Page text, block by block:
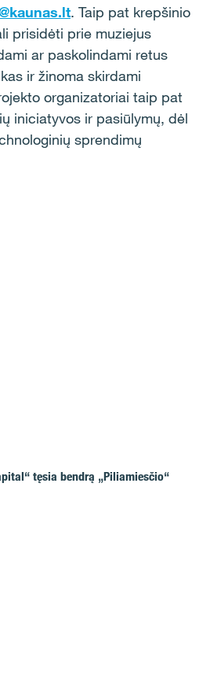
. Taip pat krepšinio
prisidėti prie muziejus
ar paskolindami retus
ir žinoma skirdami
organizatoriai taip pat
iniciatyvos ir pasiūlymų, dėl
sprendimų
tęsia bendrą „Piliamiesčio“